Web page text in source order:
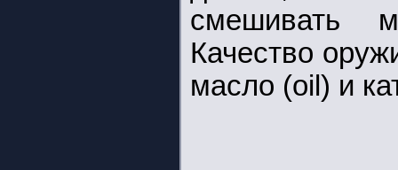
смешивать
Качество
масло (oil) и